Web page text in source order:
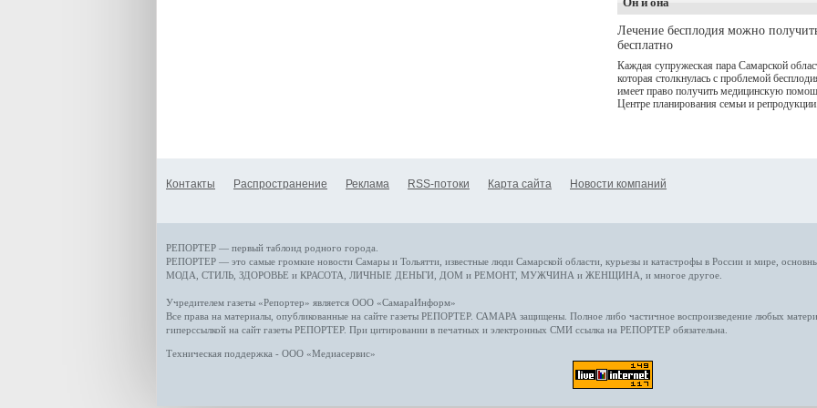
мотивам одноименного
исполнили Артем
Полина Гухман,
Устимова, Олег
Святослав Рогожан,
Режиссер-постановщик
снова здравствуйте!").
Лечение бесплодия можно
бесплатно
Каждая супружеская пара Самарской
которая столкнулась с проблемой
имеет право получить медицинскую
Центре планирования семьи и репродукции.
Контакты Распространение Реклама RSS-потоки Карта сайта Новости компаний
РЕПОРТЕР — первый таблоид родного города.
РЕПОРТЕР — это самые громкие новости Самары и Тольятти, известные люди Самарской области, курьезы и катастрофы в России и мире ,
МОДА, СТИЛЬ ЗДОРОВЬЕ и КРАСОТА ЛИЧНЫЕ ДЕНЬГИ ДОМ и РЕМОНТ, МУЖЧИНА и ЖЕНЩИНА , и многое другое
Учредителем газеты «Репортер» является ООО «СамараИнформ»
Все права на материалы, опубликованные на сайте газеты РЕПОРТЕР. САМАРА защищены. Полное либо частичное воспроизведение любых
гиперссылкой на сайт газеты РЕПОРТЕР. При цитировании в печатных и электронных СМИ ссылка на РЕПОРТЕР обязательна.
Техническая поддержка - ООО «Медиасервис»